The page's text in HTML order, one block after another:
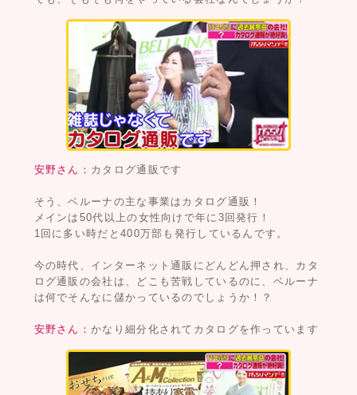
安野さん： カタログ通販です
そう、ベルーナの主な事業はカタログ通販！
メインは50代以上の女性向けで年に3回発行！
1回に多い時だと400万部も発行しているんです。
今の時代、インターネット通販にどんどん押され、カタ
ログ通販の会社は、どこも苦戦しているのに、ベルーナ
は何でそんなに儲かっているのでしょうか！？
安野さん：かなり細分化されてカタログを作っています